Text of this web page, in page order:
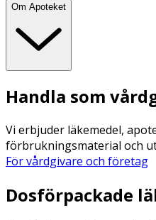
Om Apoteket
Handla som
Vi erbjuder läkemedel,
förbrukningsmaterial och
För vårdgivare och företag
Dosförpackade